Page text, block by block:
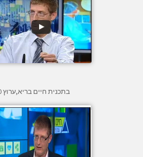
בתכנית חיים בריא,ערוץ 10